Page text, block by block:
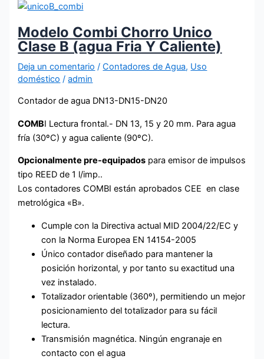
Modelo Combi Chorro Unico
Clase B (agua Fria Y Caliente)
Deja un comentario /Contadores de Agua, Uso
doméstico /admin
Contador de agua DN13-DN15-DN20
COMBI Lectura frontal.- DN 13, 15 y 20 mm. Para agua
fría (30ºC) y agua caliente (90ºC).
Opcionalmente pre-equipados para emisor de impulsos
tipo REED de 1 l/imp..
Los contadores COMBI están aprobados CEE en clase
metrológica «B».
Cumple con la Directiva actual MID 2004/22/EC y
con la Norma Europea EN 14154-2005
Único contador diseñado para mantener la
posición horizontal, y por tanto su exactitud una
vez instalado.
Totalizador orientable (360º), permitiendo un mejor
posicionamiento del totalizador para su fácil
lectura.
Transmisión magnética. Ningún engranaje en
contacto con el agua